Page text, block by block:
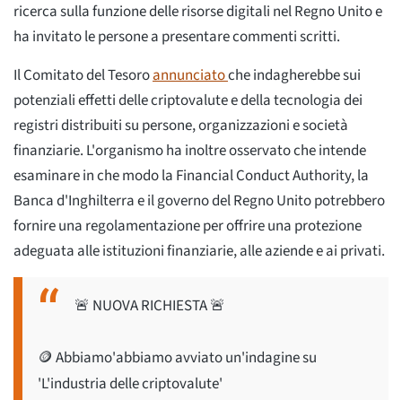
ricerca sulla funzione delle risorse digitali nel Regno Unito e
ha invitato le persone a presentare commenti scritti.
Il Comitato del Tesoroannunciatoche indagherebbe sui
potenziali effetti delle criptovalute e della tecnologia dei
registri distribuiti su persone, organizzazioni e società
finanziarie. L'organismo ha inoltre osservato che intende
esaminare in che modo la Financial Conduct Authority, la
Banca d'Inghilterra e il governo del Regno Unito potrebbero
fornire una regolamentazione per offrire una protezione
adeguata alle istituzioni finanziarie, alle aziende e ai privati.
🚨 NUOVA RICHIESTA 🚨
🪙 Abbiamo'abbiamo avviato un'indagine su
'L'industria delle criptovalute'